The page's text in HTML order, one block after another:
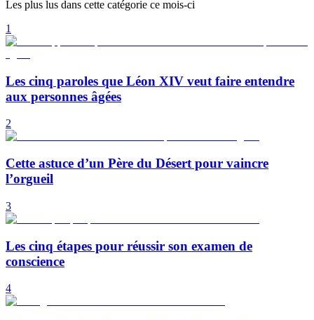
Les plus lus dans cette catégorie ce mois-ci
1
Les cinq paroles que Léon XIV veut faire entendre
aux personnes âgées
2
Cette astuce d’un Père du Désert pour vaincre
l’orgueil
3
Les cinq étapes pour réussir son examen de
conscience
4